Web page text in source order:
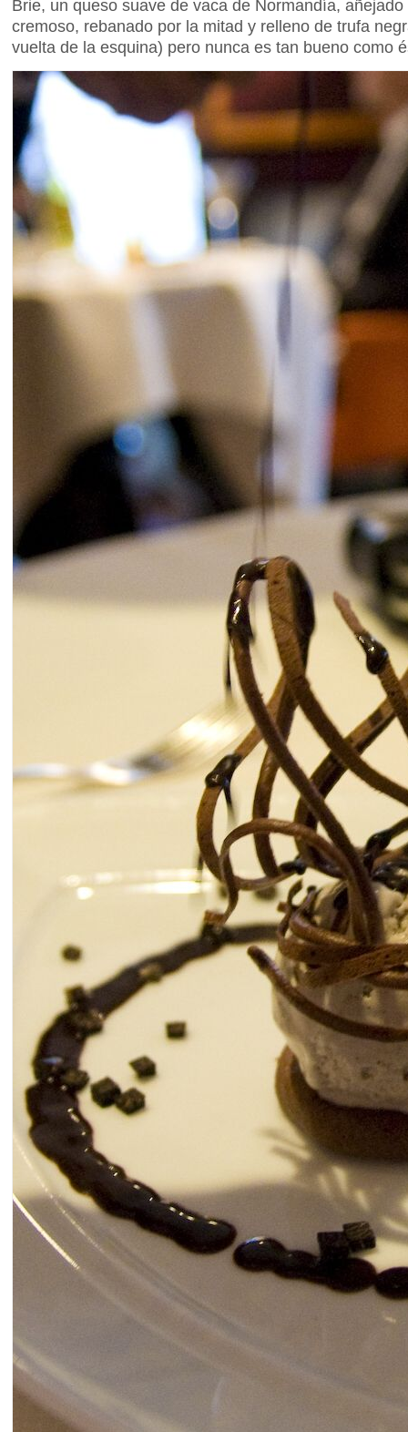
Brie, un queso suave de vaca de Normandía,
cremoso, rebanado por la mitad y relleno de trufa
vuelta de la esquina) pero nunca es tan bueno como